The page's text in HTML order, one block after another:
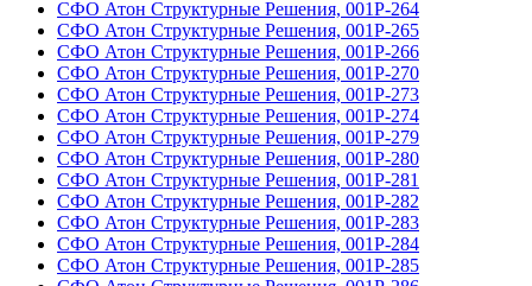
СФО Атон Структурные Решения, 001Р-264
СФО Атон Структурные Решения, 001Р-265
СФО Атон Структурные Решения, 001Р-266
СФО Атон Структурные Решения, 001Р-270
СФО Атон Структурные Решения, 001Р-273
СФО Атон Структурные Решения, 001Р-274
СФО Атон Структурные Решения, 001Р-279
СФО Атон Структурные Решения, 001Р-280
СФО Атон Структурные Решения, 001Р-281
СФО Атон Структурные Решения, 001Р-282
СФО Атон Структурные Решения, 001Р-283
СФО Атон Структурные Решения, 001Р-284
СФО Атон Структурные Решения, 001Р-285